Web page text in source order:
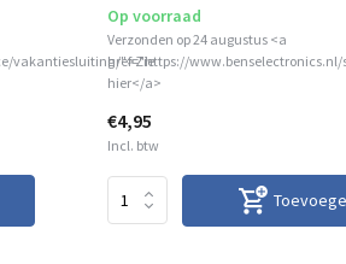
vakantiesluiting/">Zie
Op voorraad
Verzonden op 24 augustus <a
href="https://
hier</a>
€4,95
Incl. btw